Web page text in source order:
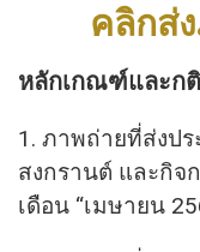
คลิกส่
หลักเกณฑ์และก
1. ภาพถ่ายที่ส่งป
สงกรานต์ และกิจ
เดือน “เมษายน